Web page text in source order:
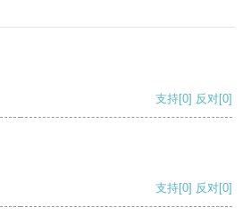
支持[0] 反对[0]
支持[0] 反对[0]